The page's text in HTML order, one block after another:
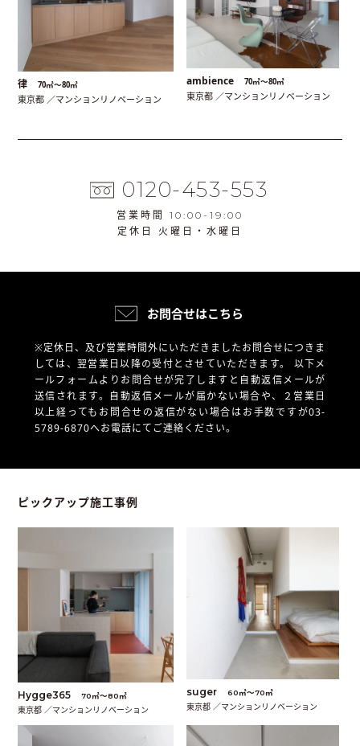
律 70㎡〜80㎡
東京都 ／マンションリノベーション
ambience 70㎡〜80㎡
東京都 ／マンションリノベーション
0120-453-553
営業時間 10:00-19:00
定休日 火曜日・水曜日
お問合せはこちら
※定休日、及び営業時間外にいただきましたお問合せにつきま
しては、翌営業日以降の受付とさせていただきます。 以下メ
ールフォームよりお問合せが完了しますと自動返信メールが
送信されます。自動返信メールが届かない場合や、
２営業日
以上経ってもお問合せの返信がない場合はお手数ですが03-
5789-6870へお電話にてご連絡ください。
ピックアップ施工事例
Hygge365 70㎡〜80㎡
東京都 ／マンションリノベーション
suger 60㎡〜70㎡
東京都 ／マンションリノベーション